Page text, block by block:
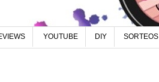
YOUTUBE DIY SORTEOS